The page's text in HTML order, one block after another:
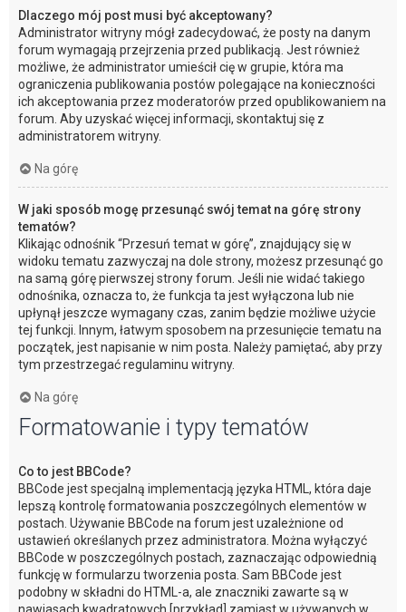
Dlaczego mój post musi być akceptowany?
Administrator witryny mógł zadecydować, że posty na danym
forum wymagają przejrzenia przed publikacją. Jest również
możliwe, że administrator umieścił cię w grupie, która ma
ograniczenia publikowania postów polegające na konieczności
ich akceptowania przez moderatorów przed opublikowaniem na
forum. Aby uzyskać więcej informacji, skontaktuj się z
administratorem witryny.
Na górę
W jaki sposób mogę przesunąć swój temat na górę strony
tematów?
Klikając odnośnik “Przesuń temat w górę”, znajdujący się w
widoku tematu zazwyczaj na dole strony, możesz przesunąć go
na samą górę pierwszej strony forum. Jeśli nie widać takiego
odnośnika, oznacza to, że funkcja ta jest wyłączona lub nie
upłynął jeszcze wymagany czas, zanim będzie możliwe użycie
tej funkcji. Innym, łatwym sposobem na przesunięcie tematu na
początek, jest napisanie w nim posta. Należy pamiętać, aby przy
tym przestrzegać regulaminu witryny.
Na górę
Formatowanie i typy tematów
Co to jest BBCode?
BBCode jest specjalną implementacją języka HTML, która daje
lepszą kontrolę formatowania poszczególnych elementów w
postach. Używanie BBCode na forum jest uzależnione od
ustawień określanych przez administratora. Można wyłączyć
BBCode w poszczególnych postach, zaznaczając odpowiednią
funkcję w formularzu tworzenia posta. Sam BBCode jest
podobny w składni do HTML-a, ale znaczniki zawarte są w